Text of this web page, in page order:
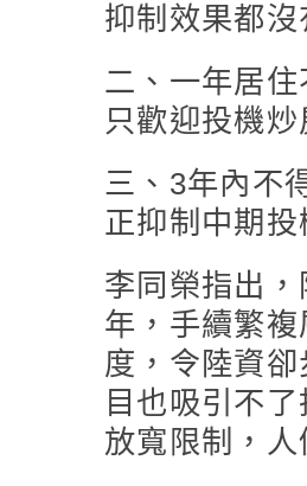
抑制效果都沒
二、一年居
只歡迎投機
三、3年內不
正抑制中期
李同榮指出
年，手續繁
度，令陸資
目也吸引不
放寬限制，